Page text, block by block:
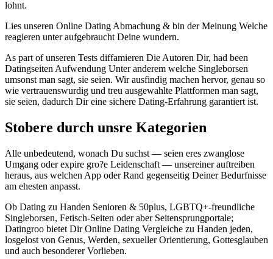
lohnt.
Lies unseren Online Dating Abmachung & bin der Meinung Welche
reagieren unter aufgebraucht Deine wundern.
As part of unseren Tests diffamieren Die Autoren Dir, had been
Datingseiten Aufwendung Unter anderem welche Singleborsen
umsonst man sagt, sie seien. Wir ausfindig machen hervor, genau so
wie vertrauenswurdig und treu ausgewahlte Plattformen man sagt,
sie seien, dadurch Dir eine sichere Dating-Erfahrung garantiert ist.
Stobere durch unsre Kategorien
Alle unbedeutend, wonach Du suchst — seien eres zwanglose
Umgang oder expire gro?e Leidenschaft — unsereiner auftreiben
heraus, aus welchen App oder Rand gegenseitig Deiner Bedurfnisse
am ehesten anpasst.
Ob Dating zu Handen Senioren & 50plus, LGBTQ+-freundliche
Singleborsen, Fetisch-Seiten oder aber Seitensprungportale;
Datingroo bietet Dir Online Dating Vergleiche zu Handen jeden,
losgelost von Genus, Werden, sexueller Orientierung, Gottesglauben
und auch besonderer Vorlieben.